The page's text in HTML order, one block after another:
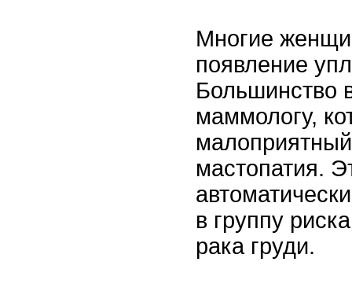
Многие
появление
Большинство
маммологу,
мастопатия.
в группу
рака груди.